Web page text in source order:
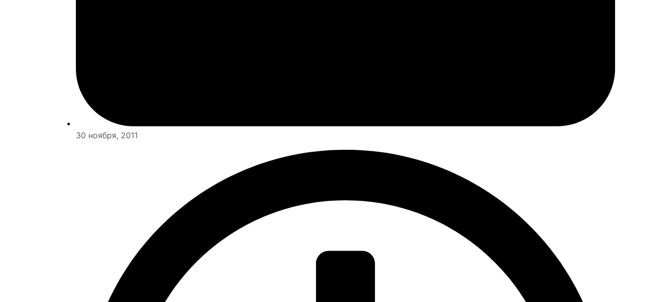
30 ноября, 2011